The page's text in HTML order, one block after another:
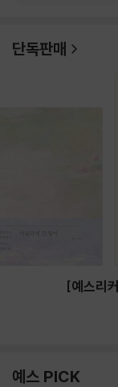
단독판매
[예스리
예스 PICK